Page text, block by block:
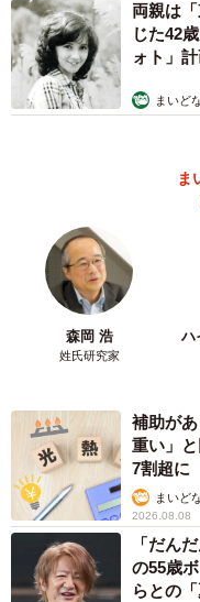
両親は
じた42
ォト」
まいど
ま
森岡 浩
姓氏研究家
ハ
補助が
重い」
7割超に
まいど
2026.08.08
「だん
の55歳
らとの